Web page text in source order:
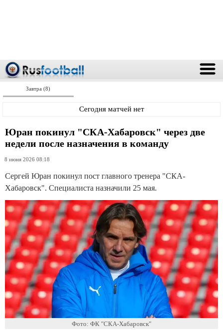
Завтра (8)
Сегодня матчей нет
Юран покинул "СКА-Хабаровск" через две
недели после назначения в команду
8 июня 2026 08:18
Сергей Юран покинул пост главного тренера "СКА-
Хабаровск". Специалиста назначили 25 мая.
Фото: ФК "СКА-Хабаровск"